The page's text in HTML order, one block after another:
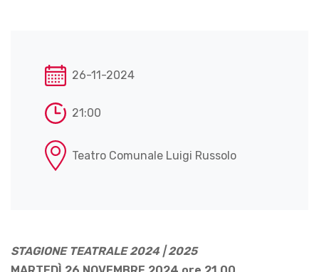
26-11-2024
21:00
Teatro Comunale Luigi Russolo
STAGIONE TEATRALE 2024 | 2025